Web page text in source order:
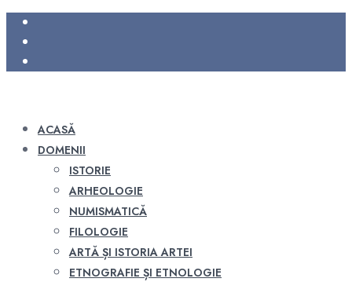
ACASĂ
DOMENII
ISTORIE
ARHEOLOGIE
NUMISMATICĂ
FILOLOGIE
ARTĂ ȘI ISTORIA ARTEI
ETNOGRAFIE ȘI ETNOLOGIE